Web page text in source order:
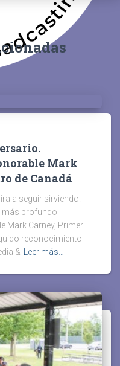
Mark
de Canadá
a seguir sirviendo.
más profundo
Mark Carney, Primer
reconocimiento
&
Leer más…